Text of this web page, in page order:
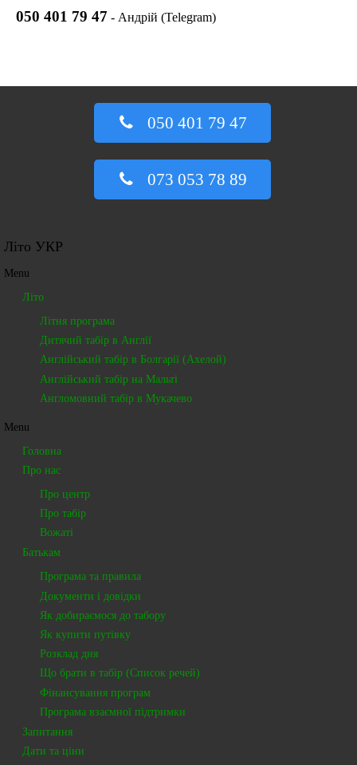
050 401 79 47 - Андрій (Telegram)
050 401 79 47
073 053 78 89
Літо УКР
Menu
Літо
Літня програма
Дитячий табір в Англії
Англійський табір в Болгарії (Ахелой)
Англійський табір на Мальті
Англомовний табір в Мукачево
Menu
Головна
Про нас
Про центр
Про табір
Вожаті
Батькам
Програма та правила
Документи і довідки
Як добираємося до табору
Як купити путівку
Розклад дня
Що брати в табір (Список речей)
Фінансування програм
Програма взаємної підтримки
Запитання
Дати та ціни